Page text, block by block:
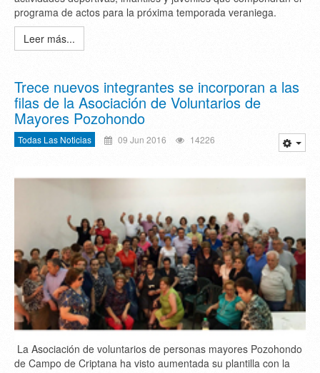
programa de actos para la próxima temporada veraniega.
Leer más...
Trece nuevos integrantes se incorporan a las
filas de la Asociación de Voluntarios de
Mayores Pozohondo
Todas Las Noticias 09 Jun 2016 14226
La Asociación de voluntarios de personas mayores Pozohondo
de Campo de Criptana ha visto aumentada su plantilla con la